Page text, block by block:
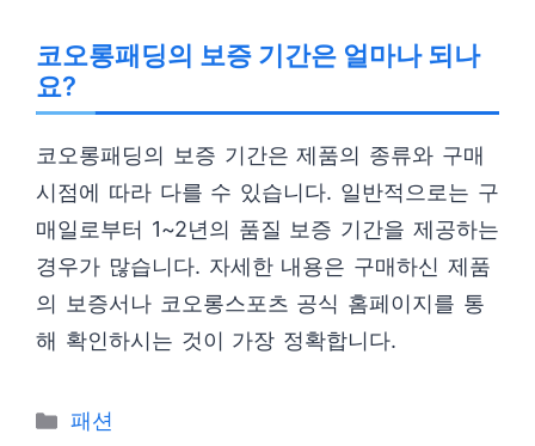
코오롱패딩의 보증 기간은 얼마나 되나
요?
코오롱패딩의 보증 기간은 제품의 종류와 구매
시점에 따라 다를 수 있습니다. 일반적으로는 구
매일로부터 1~2년의 품질 보증 기간을 제공하는
경우가 많습니다. 자세한 내용은 구매하신 제품
의 보증서나 코오롱스포츠 공식 홈페이지를 통
해 확인하시는 것이 가장 정확합니다.
카
패션